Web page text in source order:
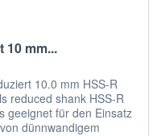
10 mm...
10.0 mm HSS-R
reduced shank HSS-R
geeignet für den Einsatz
dünnwandigem